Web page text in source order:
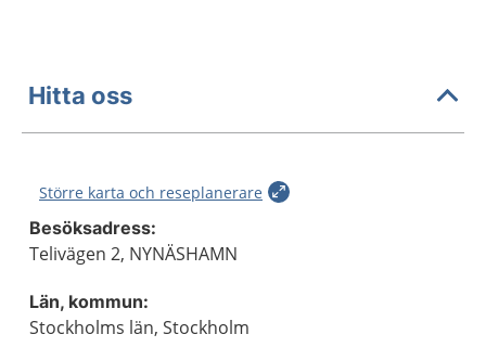
Hitta oss
Större karta och reseplanerare
Besöksadress:
Telivägen 2, NYNÄSHAMN
Län, kommun:
Stockholms län, Stockholm